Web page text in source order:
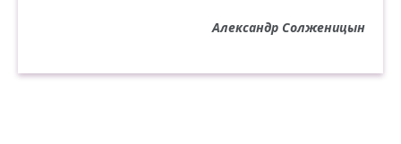
Александр Солженицын